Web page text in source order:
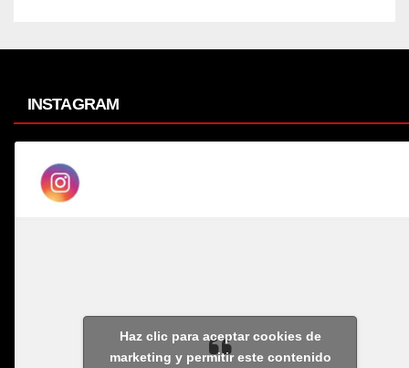
INSTAGRAM
Haz clic para aceptar cookies de
marketing y permitir este contenido